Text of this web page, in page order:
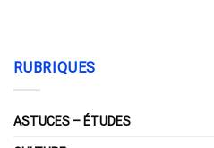
RUBRIQUES
ASTUCES – ÉTUDES